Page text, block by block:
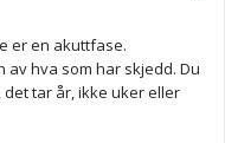
er en akuttfase.
hva som har skjedd. Du
tar år, ikke uker eller